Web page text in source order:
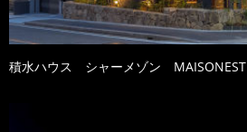
積水ハウス シャーメゾン MAISONEST